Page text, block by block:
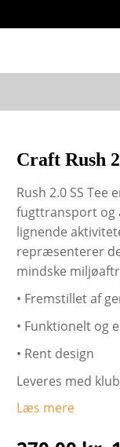
Craft Rush
Rush 2.0 SS
fugttransport og
lignende
repræsenterer
mindske
• Fremstillet af
• Funktionelt og
• Rent design
Leveres med
Læs mere